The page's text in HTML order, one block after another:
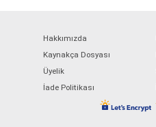
Hakkımızda
Kaynakça Dosyası
Üyelik
İade Politikası